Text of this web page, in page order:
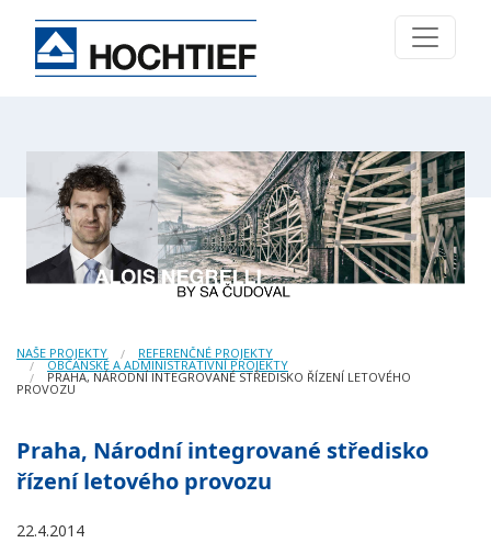
NAŠE PROJEKTY REFERENČNÉ PROJEKTY
OBČANSKÉ A ADMINISTRATIVNÍ PROJEKTY
PRAHA, NÁRODNÍ INTEGROVANÉ STŘEDISKO ŘÍZENÍ LETOVÉHO
PROVOZU
Praha, Národní integrované středisko
řízení letového provozu
22.4.2014